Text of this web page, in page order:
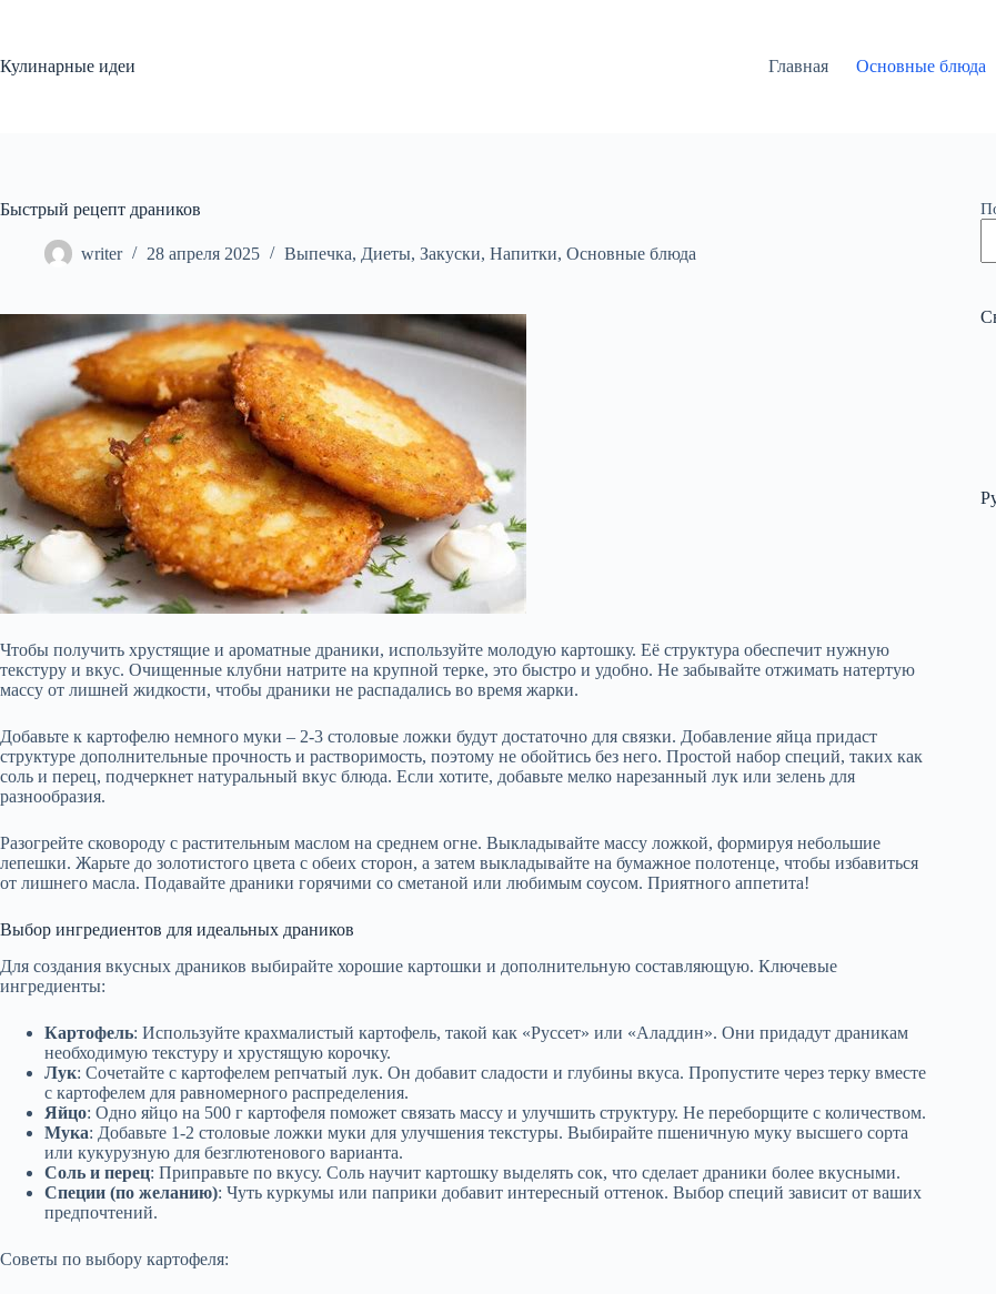
Кулинарные идеи
Главная Основные блюда
Быстрый рецепт драников
writer 28 апреля 2025 Выпечка, Диеты, Закуски, Напитки, Основные блюда
Чтобы получить хрустящие и ароматные драники, используйте молодую картошку. Её структура обеспечит нужную
текстуру и вкус. Очищенные клубни натрите на крупной терке, это быстро и удобно. Не забывайте отжимать натертую
массу от лишней жидкости, чтобы драники не распадались во время жарки.
Добавьте к картофелю немного муки – 2-3 столовые ложки будут достаточно для связки. Добавление яйца придаст
структуре дополнительные прочность и растворимость, поэтому не обойтись без него. Простой набор специй, таких как
соль и перец, подчеркнет натуральный вкус блюда. Если хотите, добавьте мелко нарезанный лук или зелень для
разнообразия.
Разогрейте сковороду с растительным маслом на среднем огне. Выкладывайте массу ложкой, формируя небольшие
лепешки. Жарьте до золотистого цвета с обеих сторон, а затем выкладывайте на бумажное полотенце, чтобы избавиться
от лишнего масла. Подавайте драники горячими со сметаной или любимым соусом. Приятного аппетита!
Выбор ингредиентов для идеальных драников
Для создания вкусных драников выбирайте хорошие картошки и дополнительную составляющую. Ключевые
ингредиенты:
Картофель: Используйте крахмалистый картофель, такой как «Руссет» или «Аладдин». Они придадут драникам
необходимую текстуру и хрустящую корочку.
Лук: Сочетайте с картофелем репчатый лук. Он добавит сладости и глубины вкуса. Пропустите через терку вместе
с картофелем для равномерного распределения.
Яйцо: Одно яйцо на 500 г картофеля поможет связать массу и улучшить структуру. Не переборщите с количеством.
Мука: Добавьте 1-2 столовые ложки муки для улучшения текстуры. Выбирайте пшеничную муку высшего сорта
или кукурузную для безглютенового варианта.
Соль и перец: Приправьте по вкусу. Соль научит картошку выделять сок, что сделает драники более вкусными.
Специи (по желанию): Чуть куркумы или паприки добавит интересный оттенок. Выбор специй зависит от ваших
предпочтений.
Советы по выбору картофеля: